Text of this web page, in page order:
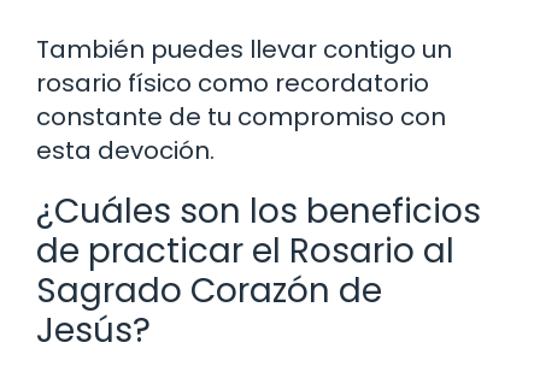
También puedes llevar contigo un
rosario físico como recordatorio
constante de tu compromiso con
esta devoción.
¿Cuáles son los beneficios
de practicar el Rosario al
Sagrado Corazón de
Jesús?